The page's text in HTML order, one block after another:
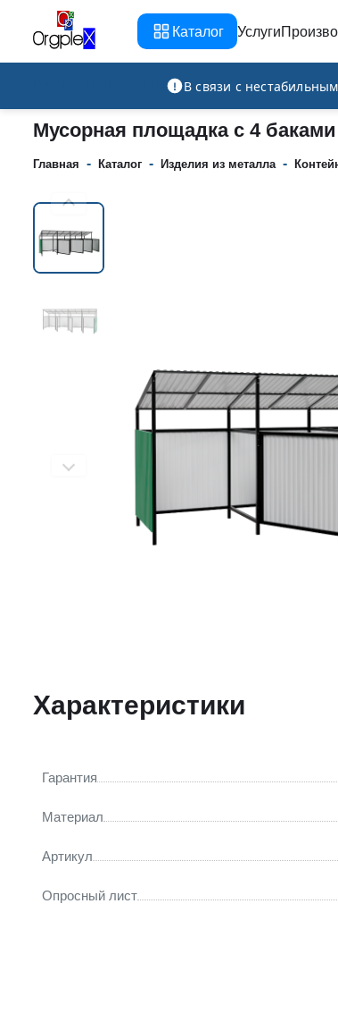
Каталог Услуги
В связи с
Рекламно-производственная компания
Мусорная площадка с 4 баками
Главная - Каталог - Изделия из металла -
Характеристики
Гарантия
Материал
Артикул
Опросный лист